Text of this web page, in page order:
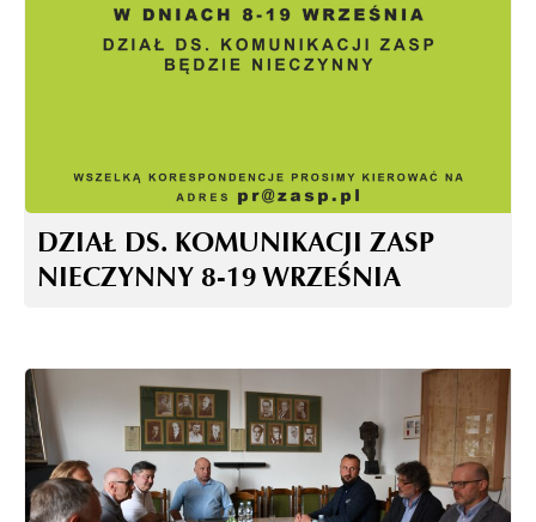
DZIAŁ DS. KOMUNIKACJI ZASP
NIECZYNNY 8-19 WRZEŚNIA